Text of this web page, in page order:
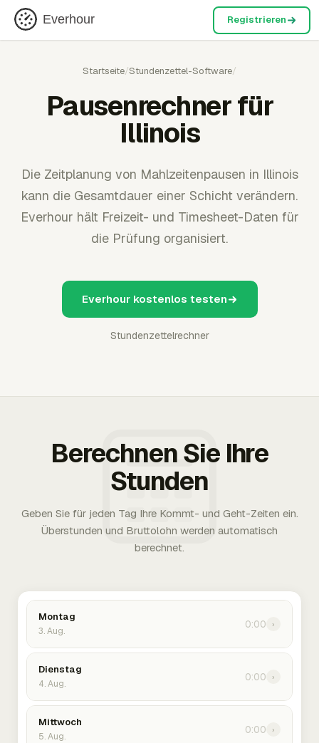
Everhour Registrieren
Startseite/Stundenzettel-Software/
Pausenrechner für
Illinois
Die Zeitplanung von Mahlzeitenpausen in Illinois
kann die Gesamtdauer einer Schicht verändern.
Everhour hält Freizeit- und Timesheet-Daten für
die Prüfung organisiert.
Everhour kostenlos testen
Stundenzettelrechner
Berechnen Sie Ihre
Stunden
Geben Sie für jeden Tag Ihre Kommt- und Geht-Zeiten ein.
Überstunden und Bruttolohn werden automatisch
berechnet.
Montag
3. Aug.
0:00 ›
Dienstag
4. Aug.
0:00 ›
Mittwoch
5. Aug.
0:00 ›